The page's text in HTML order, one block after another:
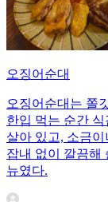
오징어순대
오징어순대는 쫄
한입 먹는 순간
살아 있고, 소금
잡내 없이 깔끔해
뉴였다.